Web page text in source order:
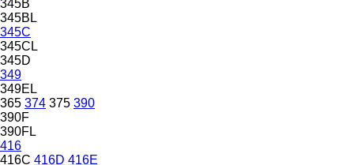
345B
345BL
345C
345CL
345D
349
349EL
365 374 375 390
390F
390FL
416
416C 416D 416E